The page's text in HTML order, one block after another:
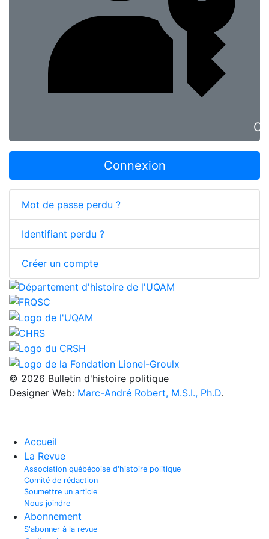
Connexion
Mot de passe perdu ?
Identifiant perdu ?
Créer un compte
© 2026 Bulletin d'histoire politique
Designer Web: Marc-André Robert, M.S.I., Ph.D.
Accueil
La Revue
Association québécoise d'histoire politique
Comité de rédaction
Soumettre un article
Nous joindre
Abonnement
S'abonner à la revue